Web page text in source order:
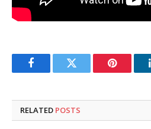
FacebookTwitter Pinterest
RELATED POSTS